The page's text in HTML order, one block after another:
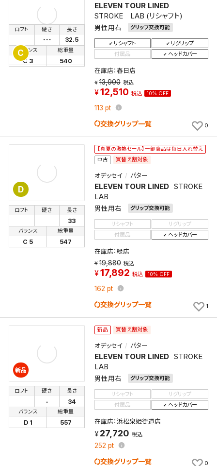
C
ELEVEN TOUR LINED
STROKE LAB (リシャフト)
男性用右 グリップ交換可能
ロフト 硬さ
･･･
長さ
32.5
バランス
C 3
総重量
540
リシャフト
リグリップ
付属品
ヘッドカバー
在庫店：春日店
13,900 税込
12,510 税込 10% OFF
113 pt
交換グリップ一覧 0
D
【真夏の激熱セール】一部商品は毎日入れ替え
中古
買替え割対象
オデッセイ パター
ELEVEN TOUR LINED STROKE
LAB
男性用右 グリップ交換可能
ロフト 硬さ 長さ
33
バランス
C 5
総重量
547
リシャフト
リグリップ
付属品
ヘッドカバー
在庫店：緑店
19,880 税込
17,892 税込 10% OFF
162 pt
交換グリップ一覧 1
新品
新品 買替え割対象
オデッセイ パター
ELEVEN TOUR LINED STROKE
LAB
男性用右 グリップ交換可能
ロフト 硬さ
-
長さ
34
バランス
D 1
総重量
557
リシャフト
リグリップ
付属品
ヘッドカバー
在庫店：浜松泉姫街道店
27,720 税込
252 pt
交換グリップ一覧 0